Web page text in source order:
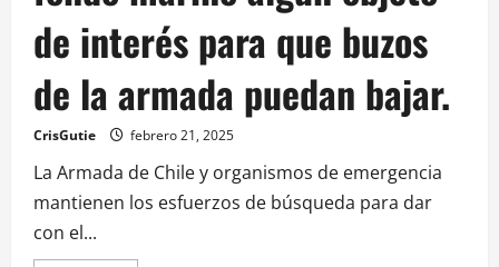
de interés para que buzos
de la armada puedan bajar.
CrisGutie febrero 21, 2025
La Armada de Chile y organismos de emergencia
mantienen los esfuerzos de búsqueda para dar
con el...